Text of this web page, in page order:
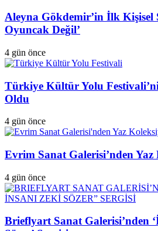
Aleyna Gökdemir’in İlk Kişisel
Oyuncak Değil’
4 gün önce
Türkiye Kültür Yolu
Oldu
4 gün önce
Evrim Sanat Galerisi’nden Yaz
4 gün önce
Brieflyart Sanat Galerisi’nden